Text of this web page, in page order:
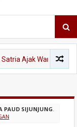
Warga Padang
PAUD SIJUNJUNG.